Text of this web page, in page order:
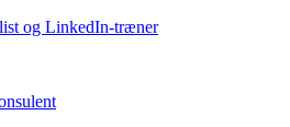
og LinkedIn-træner